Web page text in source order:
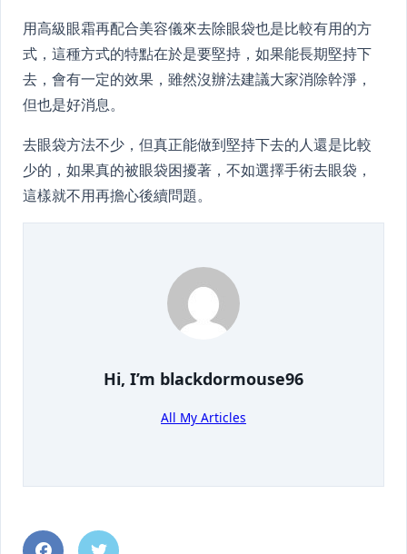
用高級眼霜再配合美容儀來去除眼袋也是比較有用的方
式，這種方式的特點在於是要堅持，如果能長期堅持下
去，會有一定的效果，雖然沒辦法建議大家消除幹淨，
但也是好消息。
去眼袋方法不少，但真正能做到堅持下去的人還是比較
少的，如果真的被眼袋困擾著，不如選擇手術去眼袋，
這樣就不用再擔心後續問題。
Hi, I’m blackdormouse96
All My Articles